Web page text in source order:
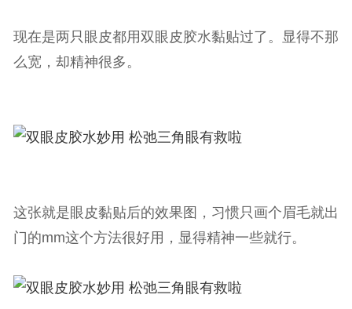
现在是两只眼皮都用双眼皮胶水黏贴过了。显得不那
么宽，却精神很多。
这张就是眼皮黏贴后的效果图，习惯只画个眉毛就出
门的mm这个方法很好用，显得精神一些就行。